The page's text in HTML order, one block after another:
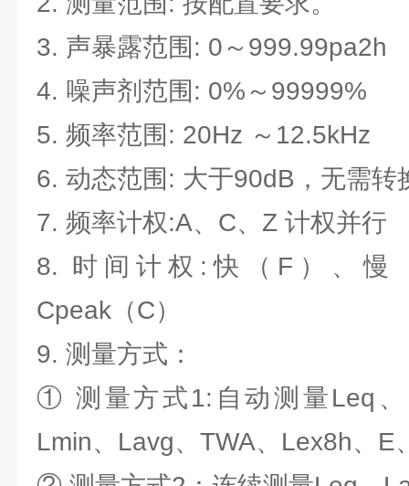
3. 声暴露范围: 0～999.99pa2h
4. 噪声剂范围: 0%～99999%
5. 频率范围: 20Hz ～12.5kHz
6. 动态范围: 大于90dB，无需转
7. 频率计权:A、C、Z 计权并行
8. 时间计权:快（F）、慢
Cpeak（C）
9. 测量方式：
① 测量方式1:自动测量Leq、
Lmin、Lavg、TWA、Lex8h、E